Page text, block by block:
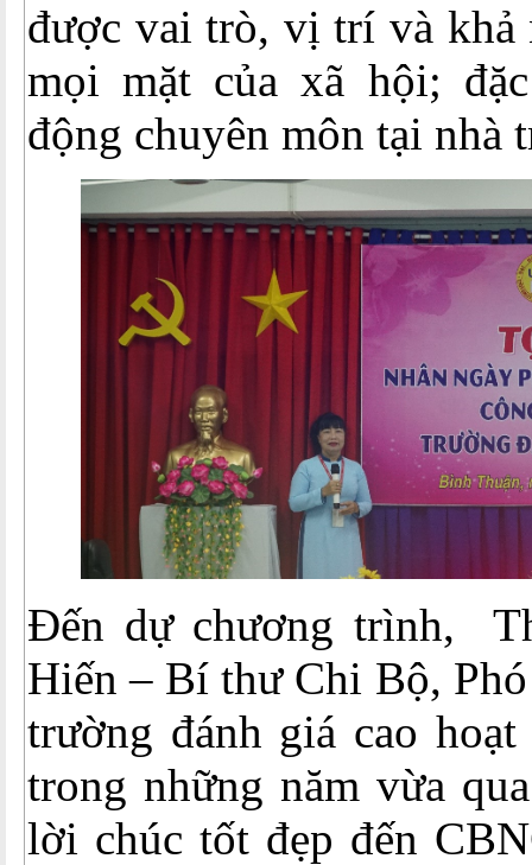
được vai trò, vị trí và khả
mọi mặt của xã hội;
động chuyên môn tại nhà
Đến dự chương trình,
Hiến – Bí thư Chi Bộ,
trường đánh giá cao
trong những năm vừa
lời chúc tốt đẹp đến